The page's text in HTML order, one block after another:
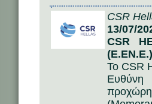
CSR
13/07/
CSR
(Ε.ΕΝ.Ε.)
Το CSR